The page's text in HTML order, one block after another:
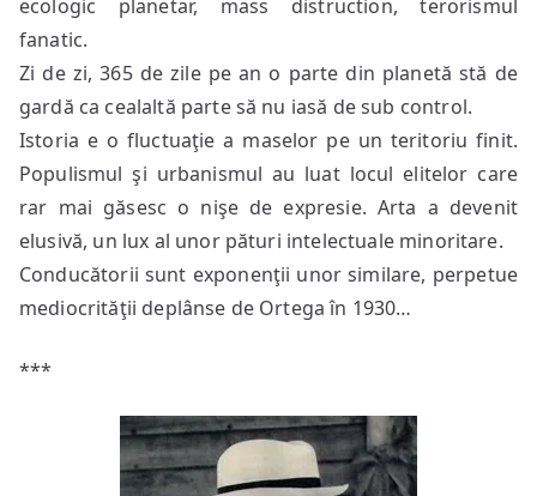
ecologic planetar, mass distruction, terorismul
fanatic.
Zi de zi, 365 de zile pe an o parte din planetă stă de
gardă ca cealaltă parte să nu iasă de sub control.
Istoria e o fluctuaţie a maselor pe un teritoriu finit.
Populismul şi urbanismul au luat locul elitelor care
rar mai găsesc o nişe de expresie. Arta a devenit
elusivă, un lux al unor pături intelectuale minoritare.
Conducătorii sunt exponenţii unor similare, perpetue
mediocrităţii deplânse de Ortega în 1930…
***